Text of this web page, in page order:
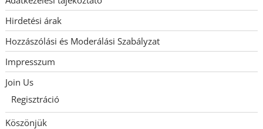
Hirdetési árak
Hozzászólási és Moderálási Szabályzat
Impresszum
Join Us
Regisztráció
Köszönjük